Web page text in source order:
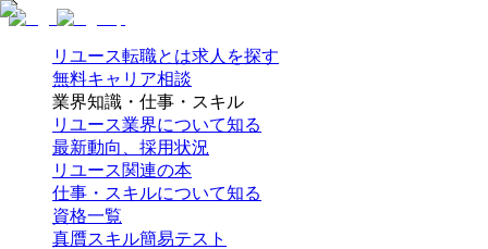
リユース転職とは求人を探す
無料キャリア相談
業界知識・仕事・スキル
リユース業界について知る
最新動向、採用状況
リユース関連の本
仕事・スキルについて知る
資格一覧
真贋スキル簡易テスト